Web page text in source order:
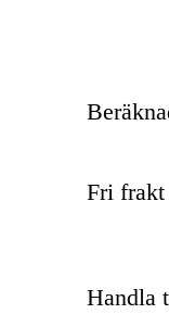
Fri frakt
Handla